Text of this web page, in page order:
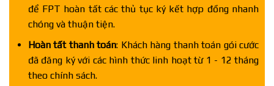
để FPT hoàn tất các thủ tục ký kết hợp đồng nhanh
chóng và thuận tiện.
Hoàn tất thanh toán: Khách hàng thanh toán gói cước
đã đăng ký với các hình thức linh hoạt từ 1 - 12 tháng
theo chính sách.